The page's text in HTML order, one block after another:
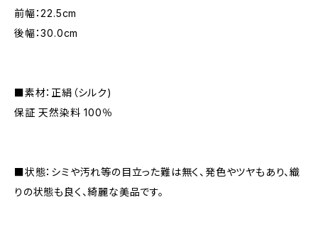
前幅：22.5cm
後幅：30.0cm
■素材：正絹（シルク)
保証 天然染料 100％
■状態：シミや汚れ等の目立った難は無く、発色やツヤもあり、織
りの状態も良く、綺麗な美品です。